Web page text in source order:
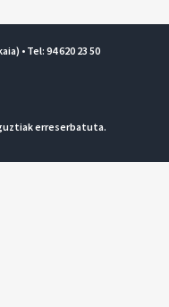
• Tel: 94 620 23 50
erreserbatuta.